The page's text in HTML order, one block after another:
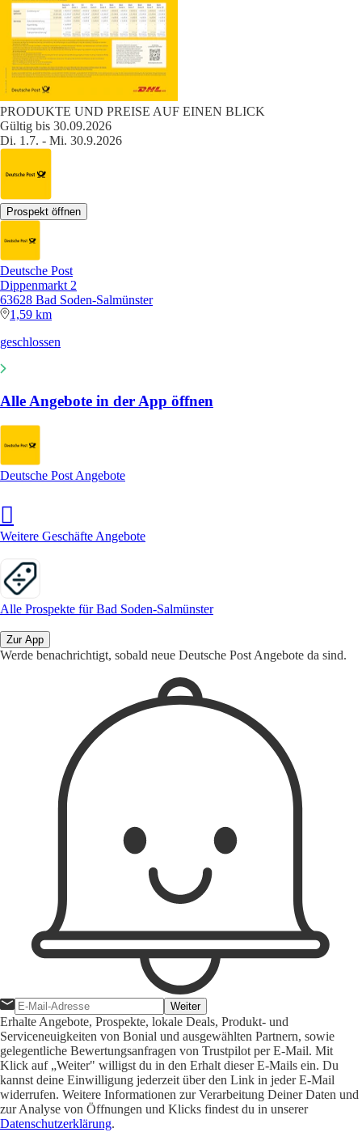
PRODUKTE UND PREISE AUF EINEN BLICK
Gültig bis 30.09.2026
Di. 1.7. - Mi. 30.9.2026
Prospekt öffnen
Deutsche Post
Dippenmarkt 2
63628 Bad Soden-Salmünster
1,59 km
geschlossen
Alle Angebote in der App öffnen
Deutsche Post Angebote
Weitere Geschäfte Angebote
Alle Prospekte für Bad Soden-Salmünster
Zur App
Werde benachrichtigt, sobald neue Deutsche Post Angebote da sind.
Weiter
Erhalte Angebote, Prospekte, lokale Deals, Produkt- und
Serviceneuigkeiten von Bonial und ausgewählten Partnern, sowie
gelegentliche Bewertungsanfragen von Trustpilot per E-Mail. Mit
Klick auf „Weiter" willigst du in den Erhalt dieser E-Mails ein. Du
kannst deine Einwilligung jederzeit über den Link in jeder E-Mail
widerrufen. Weitere Informationen zur Verarbeitung Deiner Daten und
zur Analyse von Öffnungen und Klicks findest du in unserer
Datenschutzerklärung.